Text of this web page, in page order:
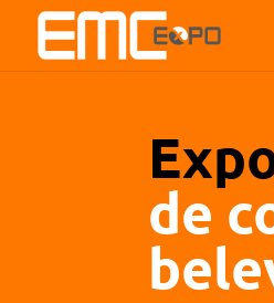
de